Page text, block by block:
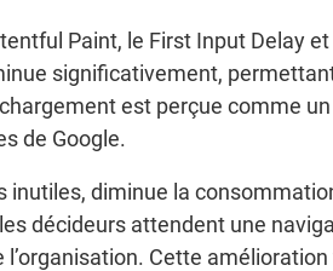
Paint, le First Input Delay
significativement,
est perçue comme
de Google.
diminue la
décideurs attendent une
Cette